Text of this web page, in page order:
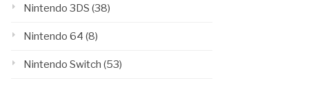
Nintendo 3DS (38)
Nintendo 64 (8)
Nintendo Switch (53)